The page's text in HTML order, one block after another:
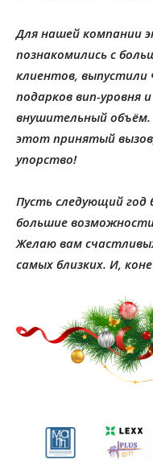
Для нашей компании
познакомились с
клиентов, выпустили
подарков вип-уровня
внушительный объём.
этот принятый
упорство!
Пусть следующий год
большие
Желаю вам
самых близких. И,